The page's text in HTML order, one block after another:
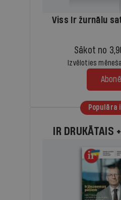
Viss Ir žurnālu
Sākot no
Izvēloties
Populāra
IR DRUKĀTAIS